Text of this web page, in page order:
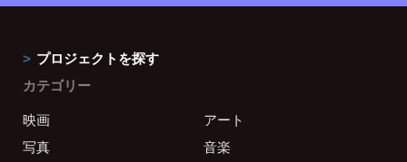
プロジェクトを探す
カテゴリー
映画
アート
写真
音楽